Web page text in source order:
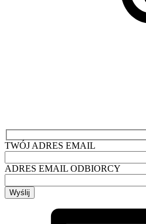
TWÓJ ADRES EMAIL
ADRES EMAIL ODBIORCY